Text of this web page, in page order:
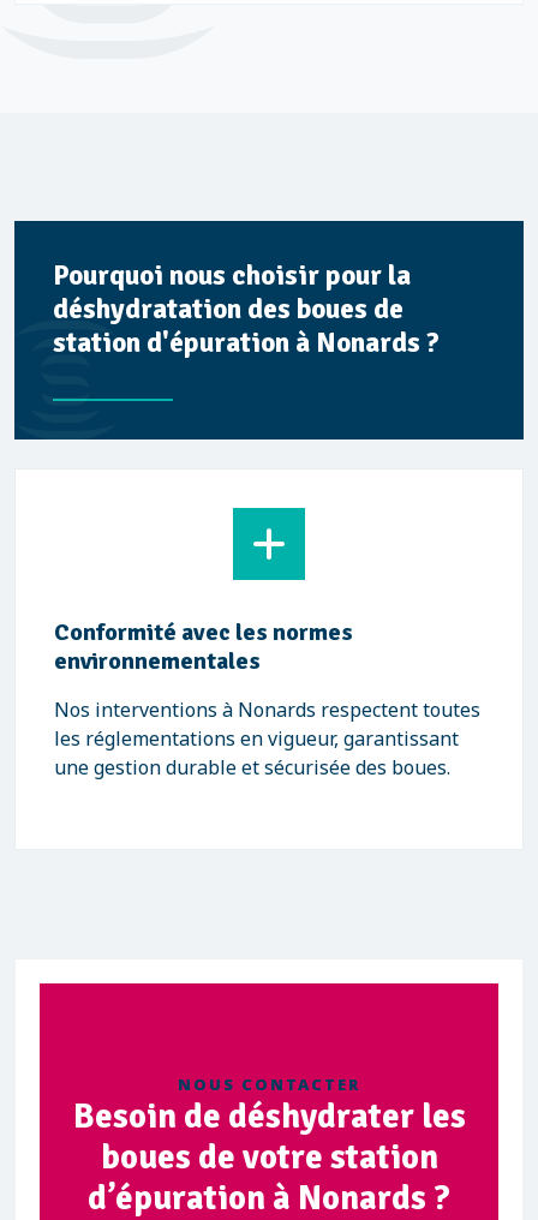
Pourquoi nous choisir pour la
déshydratation des boues de
station d'épuration à Nonards ?
Conformité avec les normes
environnementales
Nos interventions à Nonards respectent toutes
les réglementations en vigueur, garantissant
une gestion durable et sécurisée des boues.
NOUS CONTACTER
Besoin de déshydrater les
boues de votre station
d’épuration à Nonards ?